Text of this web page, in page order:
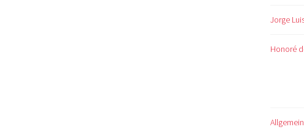
Jorge
Honoré
Allgemein